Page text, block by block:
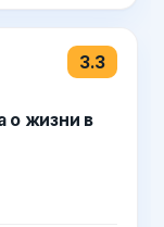
3.3
о жизни в